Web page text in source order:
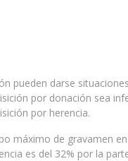
pueden darse
por donación sea
por herencia.
máximo de gravamen
es del 32% por la